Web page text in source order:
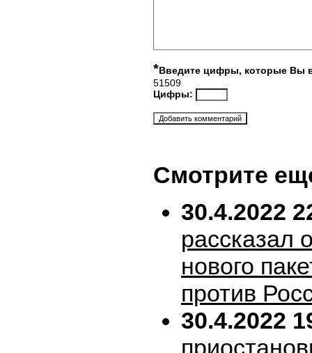
*Введите цифры, которые Вы
51509
Цифры:
Смотрите
30.4.2022
рассказал
нового
против
30.4.2022